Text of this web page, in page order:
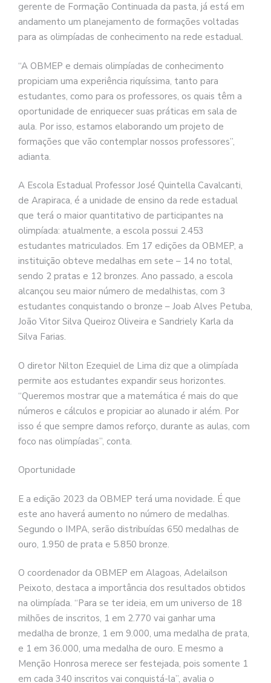
gerente de Formação Continuada da pasta, já está em
andamento um planejamento de formações voltadas
para as olimpíadas de conhecimento na rede estadual.
“A OBMEP e demais olimpíadas de conhecimento
propiciam uma experiência riquíssima, tanto para
estudantes, como para os professores, os quais têm a
oportunidade de enriquecer suas práticas em sala de
aula. Por isso, estamos elaborando um projeto de
formações que vão contemplar nossos professores”,
adianta.
A Escola Estadual Professor José Quintella Cavalcanti,
de Arapiraca, é a unidade de ensino da rede estadual
que terá o maior quantitativo de participantes na
olimpíada: atualmente, a escola possui 2.453
estudantes matriculados. Em 17 edições da OBMEP, a
instituição obteve medalhas em sete – 14 no total,
sendo 2 pratas e 12 bronzes. Ano passado, a escola
alcançou seu maior número de medalhistas, com 3
estudantes conquistando o bronze – Joab Alves Petuba,
João Vitor Silva Queiroz Oliveira e Sandriely Karla da
Silva Farias.
O diretor Nilton Ezequiel de Lima diz que a olimpíada
permite aos estudantes expandir seus horizontes.
“Queremos mostrar que a matemática é mais do que
números e cálculos e propiciar ao alunado ir além. Por
isso é que sempre damos reforço, durante as aulas, com
foco nas olimpíadas”, conta.
Oportunidade
E a edição 2023 da OBMEP terá uma novidade. É que
este ano haverá aumento no número de medalhas.
Segundo o IMPA, serão distribuídas 650 medalhas de
ouro, 1.950 de prata e 5.850 bronze.
O coordenador da OBMEP em Alagoas, Adelailson
Peixoto, destaca a importância dos resultados obtidos
na olimpíada. “Para se ter ideia, em um universo de 18
milhões de inscritos, 1 em 2.770 vai ganhar uma
medalha de bronze, 1 em 9.000, uma medalha de prata,
e 1 em 36.000, uma medalha de ouro. E mesmo a
Menção Honrosa merece ser festejada, pois somente 1
em cada 340 inscritos vai conquistá-la”, avalia o